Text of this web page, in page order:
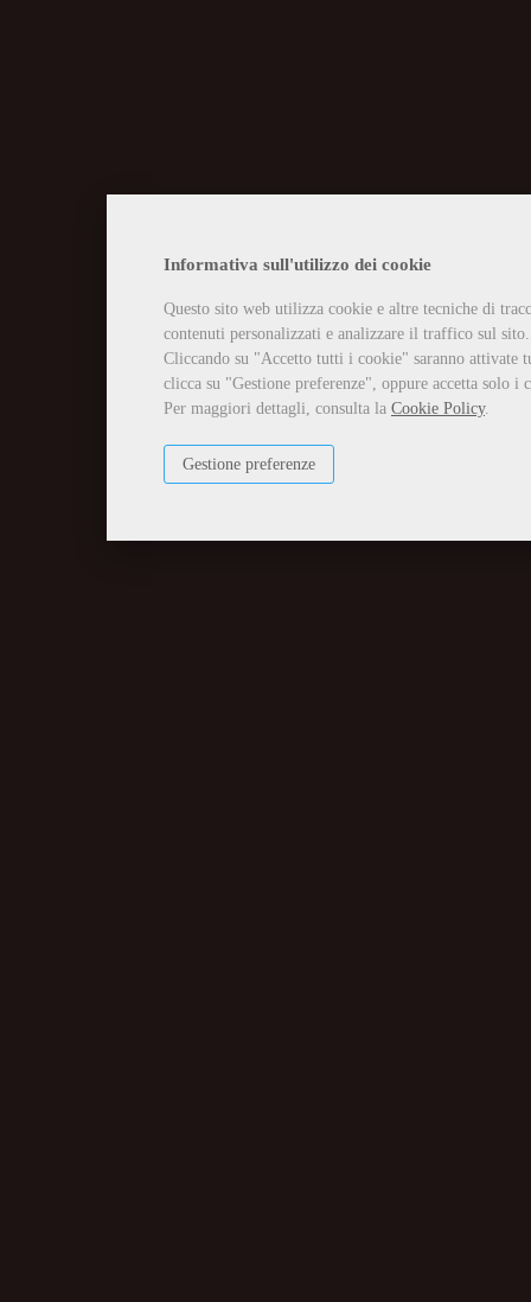
Informativa sull'utilizzo dei cookie
Questo sito web utilizza cookie e altre tecniche di
contenuti personalizzati e analizzare il traffico sul sito.
Cliccando su "Accetto tutti i cookie" saranno attivate
clicca su "Gestione preferenze", oppure accetta solo
Per maggiori dettagli, consulta la Cookie Policy.
Gestione preferenze
CHIUSURA
Vi informiamo che la casa
Tutti gli ordini ricevuti in tali
Per qualsiasi necessità